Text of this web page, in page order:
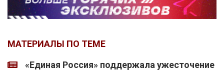
МАТЕРИАЛЫ ПО ТЕМЕ
«Единая Россия» поддержала ужесточение